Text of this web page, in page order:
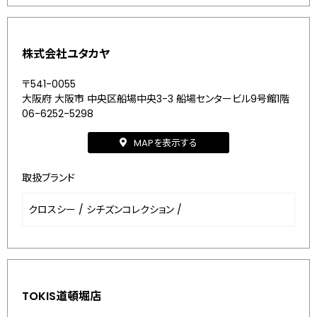
株式会社ユタカヤ
〒541-0055
大阪府 大阪市 中央区船場中央3-3 船場センタービル9号館1階
06-6252-5298
MAPを表示する
取扱ブランド
クロスシー / シチズンコレクション /
TOKIS道頓堀店